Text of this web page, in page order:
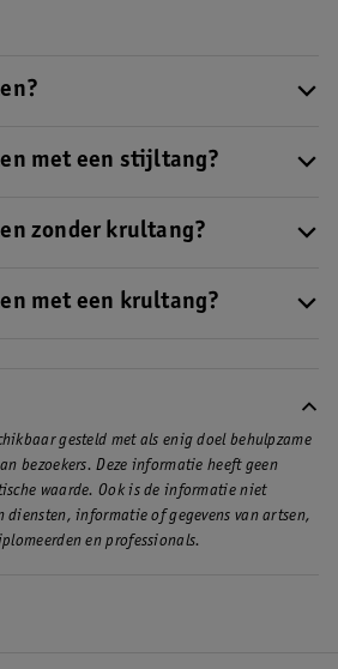
veel manieren waarop je krullen kan
krultang
hittetools
met een stijltang?
nodig.Wil je meer weten over je haar
zonder krultang?
met een krultang?
krultang. Lees alles over je haar krullen
gesteld met als enig doel behulpzame
bezoekers. Deze informatie heeft geen
waarde. Ook is de informatie niet
diensten, informatie of gegevens van artsen,
en professionals.